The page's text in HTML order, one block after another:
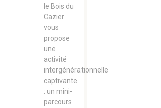
le Bois du
Cazier
vous
propose
une
activité
intergénérationnelle
captivante
: un mini-
parcours